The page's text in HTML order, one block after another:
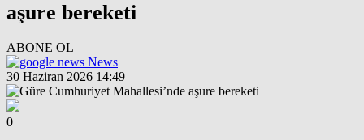
aşure bereketi
ABONE OL
News
30 Haziran 2026 14:49
0